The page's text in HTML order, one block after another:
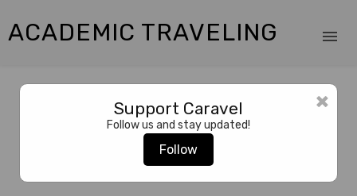
×
Support Caravel
Follow us and stay updated!
Follow
ACADEMIC TRAVELING